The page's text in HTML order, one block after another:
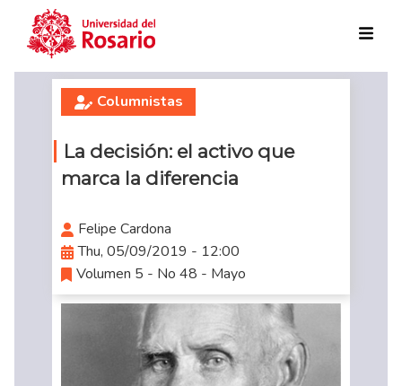
Skip to main content
Columnistas
La decisión: el activo que
marca la diferencia
Felipe Cardona
Thu, 05/09/2019 - 12:00
Volumen 5 - No 48 - Mayo